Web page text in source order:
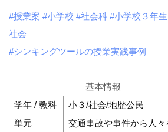
#授業案 #小学校 #社会科 #小学校３年生
社会
#シンキングツールの授業実践事例
基本情報
学年 / 教科
小３/社会/地歴公民
単元
交通事故や事件から人々